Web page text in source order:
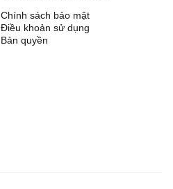
Chính sách bảo mật
Điều khoản sử dụng
Bản quyền